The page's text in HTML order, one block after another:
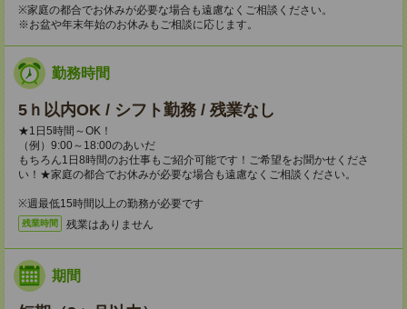
※家庭の都合でお休みが必要な場合も遠慮なくご相談ください。
※お盆や年末年始のお休みもご相談に応じます。
勤務時間
5ｈ以内OK / シフト勤務 / 残業なし
★1日5時間～OK！
（例）9:00～18:00のあいだ
もちろん1日8時間のお仕事もご紹介可能です！ご希望をお聞かせくださ
い！★家庭の都合でお休みが必要な場合も遠慮なくご相談ください。
※週最低15時間以上の勤務が必要です
残業時間 残業はありません
期間